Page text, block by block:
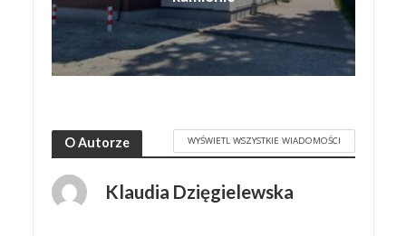
O Autorze WYŚWIETL WSZYSTKIE WIADOMOŚCI
Klaudia Dzięgielewska